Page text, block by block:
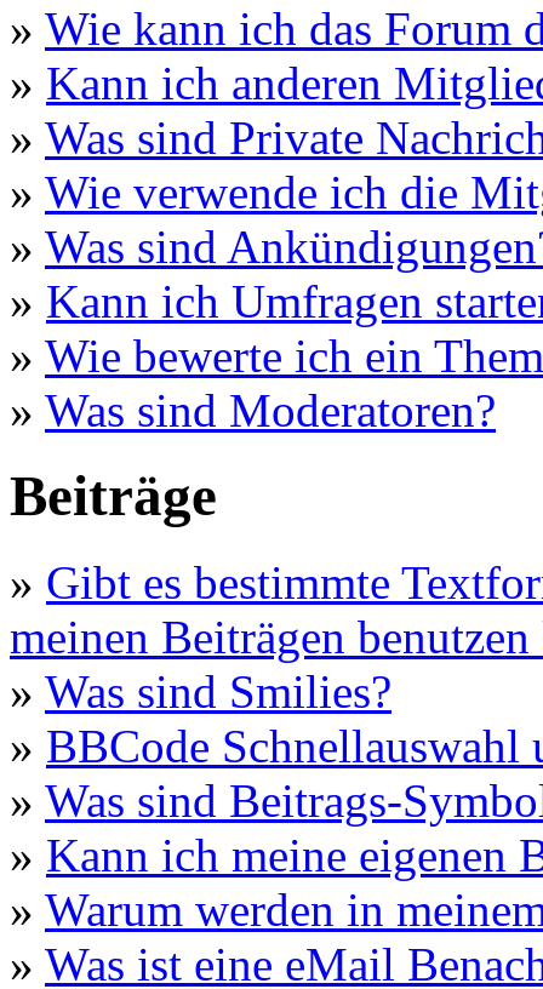
» Wie kann ich das Forum
» Kann ich anderen
» Was sind Private
» Wie verwende ich die
» Was sind
» Kann ich Umfragen
» Wie bewerte ich ein
» Was sind Moderatoren?
Beiträge
» Gibt es bestimmte
meinen Beiträgen benutzen
» Was sind Smilies?
» BBCode
» Was sind Beitrags-
» Kann ich meine eigenen
» Warum werden in
» Was ist eine eMail